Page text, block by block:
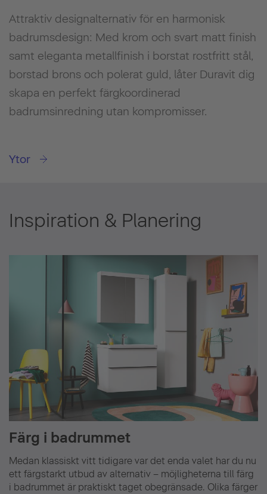
Attraktiv designalternativ för en harmonisk
badrumsdesign: Med krom och svart matt finish
samt eleganta metallfinish i borstat rostfritt stål,
borstad brons och polerat guld, låter Duravit dig
skapa en perfekt färgkoordinerad
badrumsinredning utan kompromisser.
Ytor
Inspiration & Planering
Färg i badrummet
Medan klassiskt vitt tidigare var det enda valet har du nu
ett färgstarkt utbud av alternativ – möjligheterna till färg
i badrummet är praktiskt taget obegränsade. Olika färger